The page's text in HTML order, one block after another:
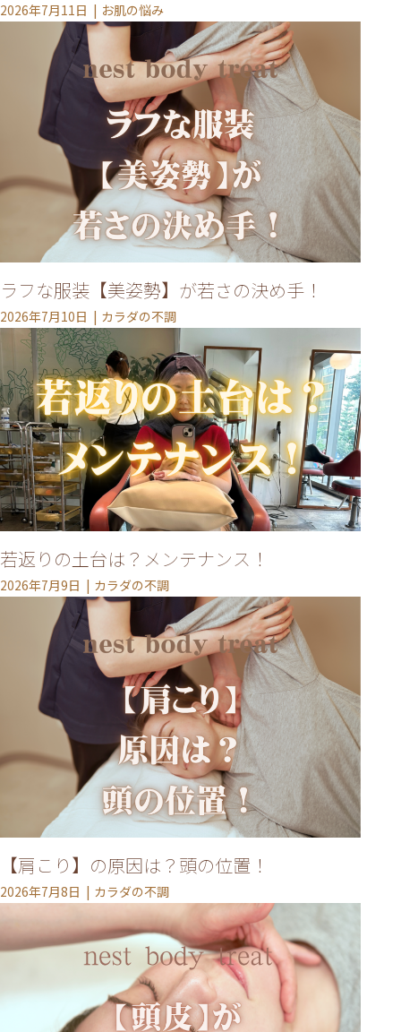
2026年7月11日 お肌の悩み
ラフな服装【美姿勢】が若さの決め手！
2026年7月10日 カラダの不調
若返りの土台は？メンテナンス！
2026年7月9日 カラダの不調
【肩こり】の原因は？頭の位置！
2026年7月8日 カラダの不調